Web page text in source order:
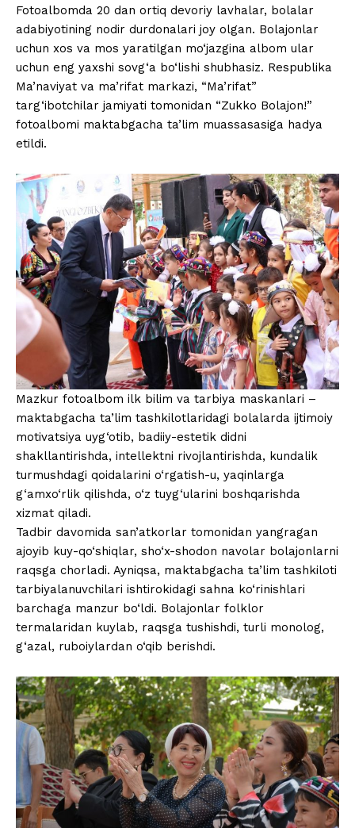
Fotoalbomda 20 dan ortiq devoriy lavhalar, bolalar
adabiyotining nodir durdonalari joy olgan. Bolajonlar
uchun xos va mos yaratilgan mo‘jazgina albom ular
uchun eng yaxshi sovg‘a bo‘lishi shubhasiz. Respublika
Ma’naviyat va ma’rifat markazi, “Ma’rifat”
targ‘ibotchilar jamiyati tomonidan “Zukko Bolajon!”
fotoalbomi maktabgacha ta’lim muassasasiga hadya
etildi.
Mazkur fotoalbom ilk bilim va tarbiya maskanlari –
maktabgacha ta’lim tashkilotlaridagi bolalarda ijtimoiy
motivatsiya uyg‘otib, badiiy-estetik didni
shakllantirishda, intellektni rivojlantirishda, kundalik
turmushdagi qoidalarini o‘rgatish-u, yaqinlarga
g‘amxo‘rlik qilishda, o‘z tuyg‘ularini boshqarishda
xizmat qiladi.
Tadbir davomida san’atkorlar tomonidan yangragan
ajoyib kuy-qo‘shiqlar, sho‘x-shodon navolar bolajonlarni
raqsga chorladi. Ayniqsa, maktabgacha ta’lim tashkiloti
tarbiyalanuvchilari ishtirokidagi sahna ko‘rinishlari
barchaga manzur bo‘ldi. Bolajonlar folklor
termalaridan kuylab, raqsga tushishdi, turli monolog,
g‘azal, ruboiylardan o‘qib berishdi.